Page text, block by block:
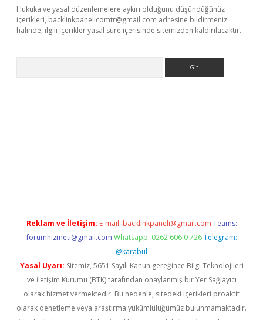
Hukuka ve yasal düzenlemelere aykırı olduğunu düşündüğünüz
içerikleri, backlinkpanelicomtr@gmail.com adresine bildirmeniz
halinde, ilgili içerikler yasal süre içerisinde sitemizden kaldırılacaktır.
Reklam ve İletişim: E-mail: backlinkpaneli@gmail.com Teams:
forumhizmeti@gmail.com Whatsapp: 0262 606 0 726 Telegram:
@karabul
Yasal Uyarı: Sitemiz, 5651 Sayılı Kanun gereğince Bilgi Teknolojileri
ve İletişim Kurumu (BTK) tarafından onaylanmış bir Yer Sağlayıcı
olarak hizmet vermektedir. Bu nedenle, sitedeki içerikleri proaktif
olarak denetleme veya araştırma yükümlülüğümüz bulunmamaktadır.